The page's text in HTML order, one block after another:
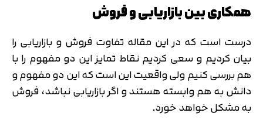
همکاری بین بازاریابی و فروش
درست است که در این مقاله تفاوت فروش و بازاریابی را
بیان کردیم و سعی کردیم نقاط تمایز این دو مفهوم را با
هم بررسی کنیم ولی واقعیت این است که این دو مفهوم و
دانش به هم وابسته هستند و اگر بازاریابی نباشد، فروش
به مشکل خواهد خورد.